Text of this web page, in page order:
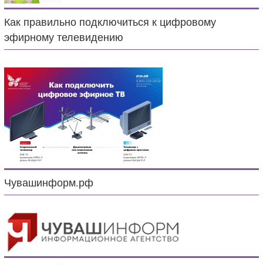
Как правильно подключиться к цифровому
эфирному телевидению
Чувашинформ.рф